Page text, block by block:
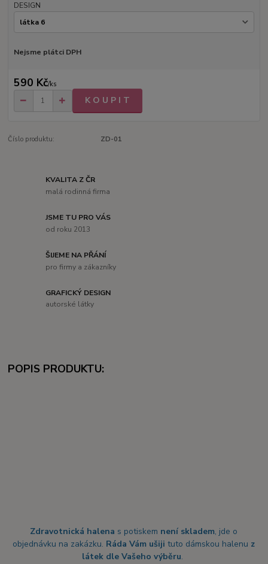
DESIGN
Nejsme plátci DPH
590 Kč/ks
K O U P I T
Číslo produktu: ZD-01
KVALITA Z ČR
malá rodinná firma
JSME TU PRO VÁS
od roku 2013
ŠIJEME NA PŘÁNÍ
pro firmy a zákazníky
GRAFICKÝ DESIGN
autorské látky
POPIS PRODUKTU:
Zdravotnická halena s potiskem není skladem, jde o
objednávku na zakázku. Ráda Vám ušijituto dámskou halenu z
látek dle Vašeho výběru.